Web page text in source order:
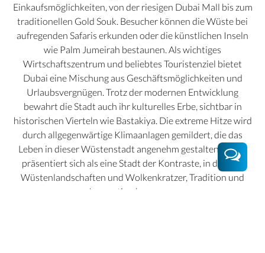
Einkaufsmöglichkeiten, von der riesigen Dubai Mall bis zum
traditionellen Gold Souk. Besucher können die Wüste bei
aufregenden Safaris erkunden oder die künstlichen Inseln
wie Palm Jumeirah bestaunen. Als wichtiges
Wirtschaftszentrum und beliebtes Touristenziel bietet
Dubai eine Mischung aus Geschäftsmöglichkeiten und
Urlaubsvergnügen. Trotz der modernen Entwicklung
bewahrt die Stadt auch ihr kulturelles Erbe, sichtbar in
historischen Vierteln wie Bastakiya. Die extreme Hitze wird
durch allgegenwärtige Klimaanlagen gemildert, die das
Leben in dieser Wüstenstadt angenehm gestalten. Dubai
präsentiert sich als eine Stadt der Kontraste, in der sich
Wüstenlandschaften und Wolkenkratzer, Tradition und
Innovation begegnen.